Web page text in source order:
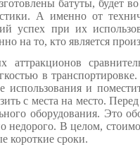
батуты, будет
А именно от
успех при их
на то, кто является
аттракционов
в
использования и
с места на место.
оборудования. Это
недорого. В целом,
короткие сроки.